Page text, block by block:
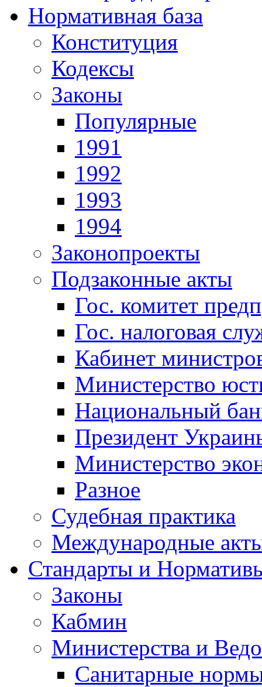
Нормативная база
Конституция
Кодексы
Законы
Популярные
1991
1992
1993
1994
Законопроекты
Подзаконные акты
Гос. комитет
Гос. налоговая
Кабинет
Министерство
Национальный
Президент
Министерство
Разное
Судебная практика
Международные
Стандарты и
Законы
Кабмин
Министерства и
Санитарные